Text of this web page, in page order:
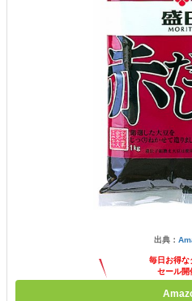
出典：
毎日お得な
セール開